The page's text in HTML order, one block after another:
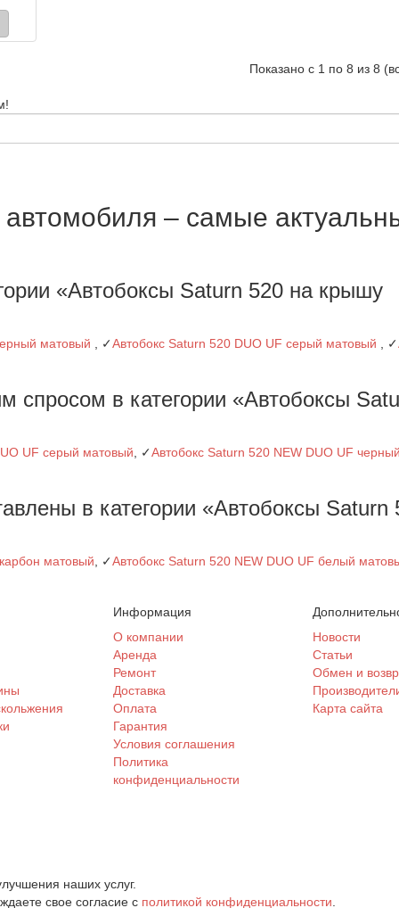
Показано с 1 по 8 из 8
– самые
«Автобоксы Saturn 520 на крышу
матовый , ✓Автобокс Saturn 520 DUO UF серый матовый , ✓
в категории «Автобоксы
UF серый матовый , ✓Автобокс Saturn 520 NEW DUO UF
в категории «Автобоксы Saturn
матовый , ✓Автобокс Saturn 520 NEW DUO UF белый
Информация
О компании
Аренда
Ремонт
Доставка
Оплата
Гарантия
Условия соглашения
Политика
конфиденциальности
Новости
Статьи
Обмен и
Карта сайта
наших услуг.
свое согласие с политикой конфиденциальности.